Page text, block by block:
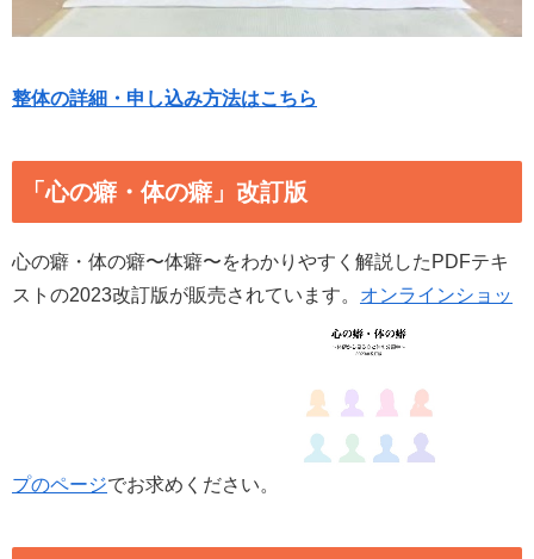
整体の詳細・申し込み方法はこちら
「心の癖・体の癖」改訂版
心の癖・体の癖〜体癖〜をわかりやすく解説したPDFテキ
ストの2023改訂版が販売されています。 オンラインショッ
プのページでお求めください。